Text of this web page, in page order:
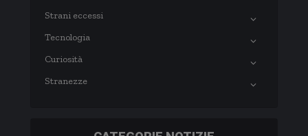
Strani eccessi
Tecnologia
Curiosità
Stranezze